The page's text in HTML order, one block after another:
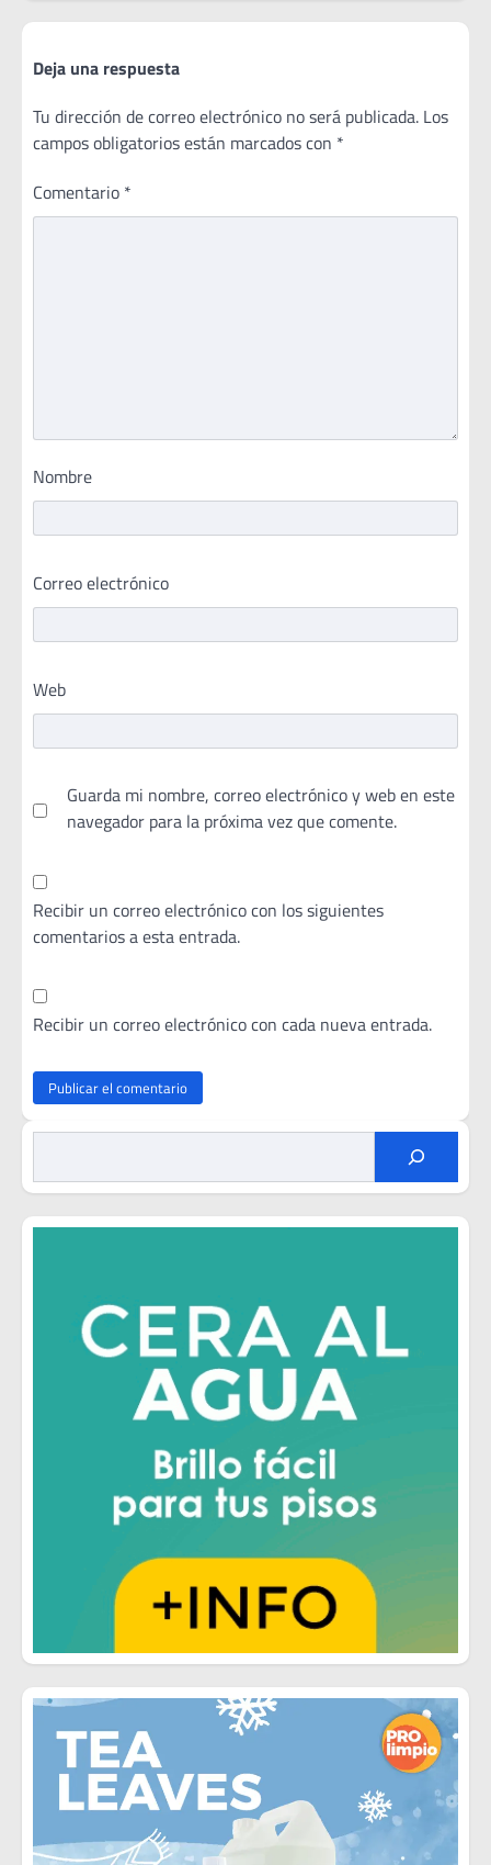
Deja una respuesta
Tu dirección de correo electrónico no será publicada. Los
campos obligatorios están marcados con *
Comentario *
Nombre
Correo electrónico
Web
Guarda mi nombre, correo electrónico y web en este
navegador para la próxima vez que comente.
Recibir un correo electrónico con los siguientes
comentarios a esta entrada.
Recibir un correo electrónico con cada nueva entrada.